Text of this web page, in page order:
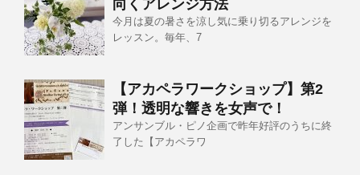
向くアレンジ方法
今月は夏の暑さを涼し気に乗り切るアレンジを
レッスン。毎年、7
【アカペラワークショップ】第2
弾！透明な響きを女声で！
アンサンブル・ピノ企画で昨年好評のうちに終
了した【アカペラワ